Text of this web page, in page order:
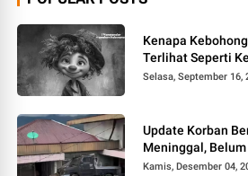
Kenapa
Terlihat Seperti
Selasa, September 16,
Update Korban
Meninggal,
Kamis, Desember 04,